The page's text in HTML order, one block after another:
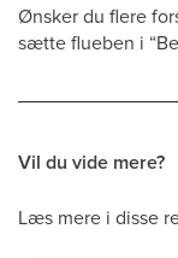
Ønsker du flere
sætte flueben i
Vil du vide mere?
Læs mere i disse